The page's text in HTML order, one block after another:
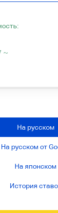
~
На русском
На русском от
На японском
История